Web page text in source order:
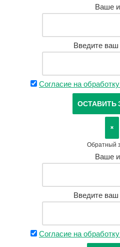
Ваше
Введите
Согласие на
×
Обратный
Ваше
Введите
Согласие на